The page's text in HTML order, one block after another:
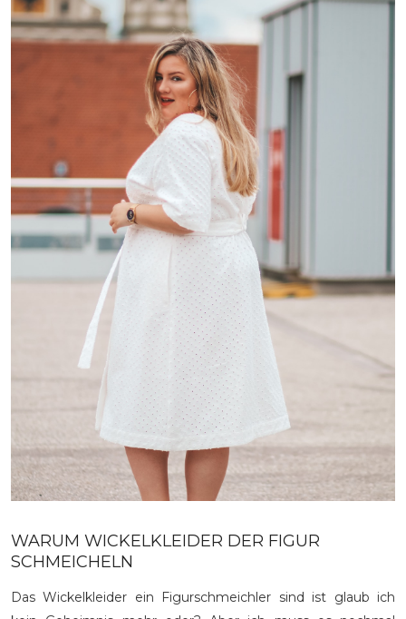
WARUM WICKELKLEIDER DER FIGUR
SCHMEICHELN
Das Wickelkleider ein Figurschmeichler sind ist glaub ich